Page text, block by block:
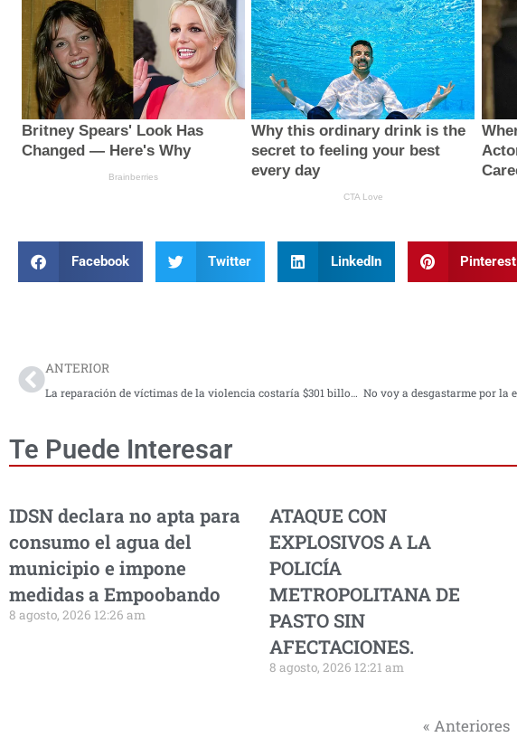
Facebook Twitter LinkedIn Pinterest
ANTERIOR
La reparación de víctimas de la violencia costaría $301 billones
Te Puede Interesar
IDSN declara no apta para
consumo el agua del
municipio e impone
medidas a Empoobando
8 agosto, 2026 12:26 am
ATAQUE CON
EXPLOSIVOS A LA
POLICÍA
METROPOLITANA DE
PASTO SIN
AFECTACIONES.
8 agosto, 2026 12:21 am
« Anteriores